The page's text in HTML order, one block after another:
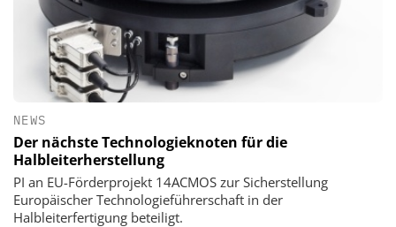
NEWS
Der nächste Technologieknoten für die
Halbleiterherstellung
PI an EU-Förderprojekt 14ACMOS zur Sicherstellung
Europäischer Technologieführerschaft in der
Halbleiterfertigung beteiligt.